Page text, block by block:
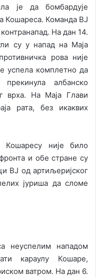
је да бомбардује
Кошареса. Команда ВЈ
На дан 14.
су у напад на Маја
рова није
успела комплетно да
албанско
врха. На Маја Глави
рата, без икаквих
није било
и обе стране су
ВЈ од артиљеријског
јуриша да сломе
неуспелим нападом
караулу Кошаре,
ватром. На дан 6.